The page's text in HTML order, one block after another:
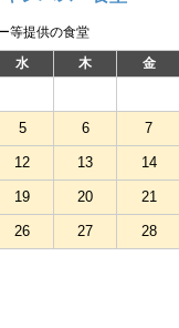
等提供の食堂
水 木 金
5 6 7
12 13 14
19 20 21
26 27 28